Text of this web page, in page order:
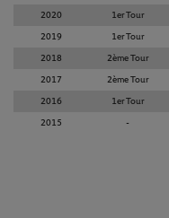
2020 1er Tour
2019 1er Tour
2018 2ème Tour
2017 2ème Tour
2016 1er Tour
2015 -